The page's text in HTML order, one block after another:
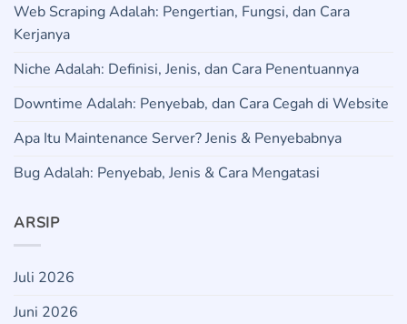
Web Scraping Adalah: Pengertian, Fungsi, dan Cara
Kerjanya
Niche Adalah: Definisi, Jenis, dan Cara Penentuannya
Downtime Adalah: Penyebab, dan Cara Cegah di Website
Apa Itu Maintenance Server? Jenis & Penyebabnya
Bug Adalah: Penyebab, Jenis & Cara Mengatasi
ARSIP
Juli 2026
Juni 2026